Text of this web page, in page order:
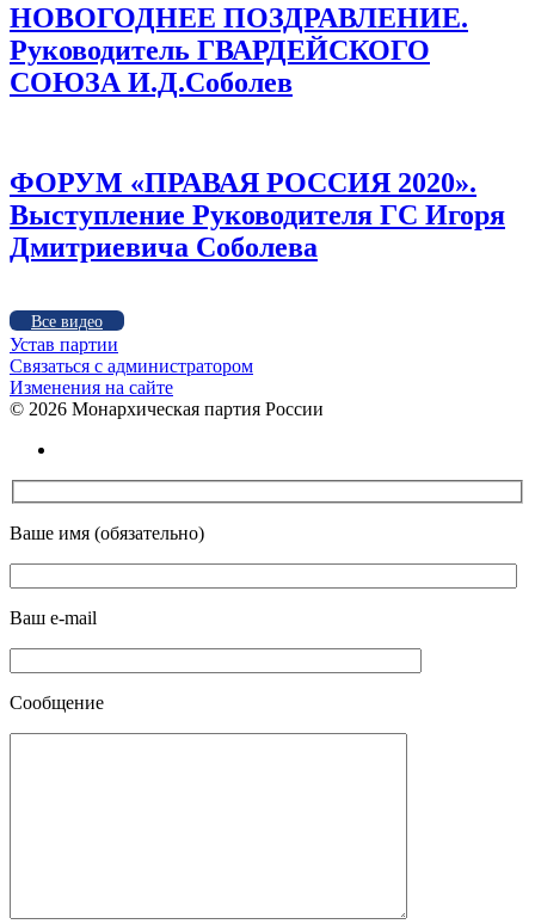
НОВОГОДНЕЕ ПОЗДРАВЛЕНИЕ.
Руководитель ГВАРДЕЙСКОГО
СОЮЗА И.Д.Соболев
ФОРУМ «ПРАВАЯ РОССИЯ 2020».
Выступление Руководителя ГС Игоря
Дмитриевича Соболева
Все видео
Устав партии
Связаться с администратором
Изменения на сайте
© 2026 Монархическая партия России
Ваше имя (обязательно)
Ваш e-mail
Сообщение